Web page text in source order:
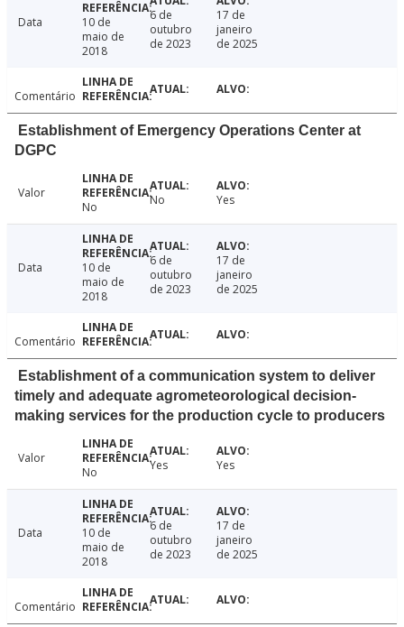
Data
10 de
maio de
2018
6 de
outubro
de 2023
17 de
janeiro
de 2025
Comentário
Establishment of Emergency Operations Center at
DGPC
Valor
No
No Yes
Data
10 de
maio de
2018
6 de
outubro
de 2023
17 de
janeiro
de 2025
Comentário
Establishment of a communication system to deliver
timely and adequate agrometeorological decision-
making services for the production cycle to producers
Valor
No
Yes Yes
Data
10 de
maio de
2018
6 de
outubro
de 2023
17 de
janeiro
de 2025
Comentário